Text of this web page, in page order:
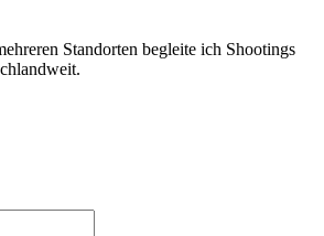
Standorten begleite ich Shootings